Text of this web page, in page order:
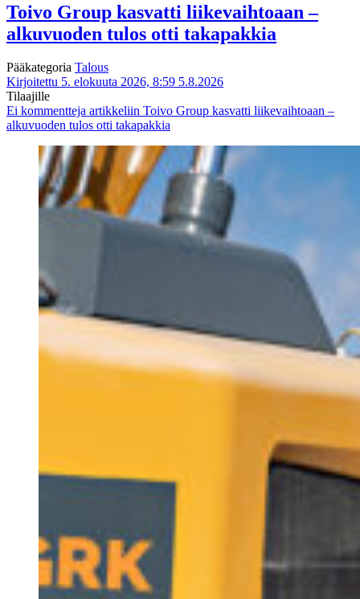
Toivo Group kasvatti liikevaihtoaan –
alkuvuoden tulos otti takapakkia
Pääkategoria Talous
Kirjoitettu 5. elokuuta 2026, 8:59 5.8.2026
Tilaajille
Ei kommentteja artikkeliin Toivo Group kasvatti liikevaihtoaan –
alkuvuoden tulos otti takapakkia